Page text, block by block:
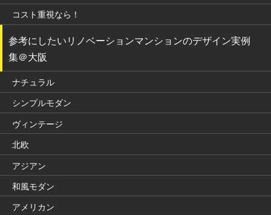
コスト重視なら！
参考にしたいリノベーションマンションのデザイン実例
集＠大阪
ナチュラル
シンプルモダン
ヴィンテージ
北欧
アジアン
和風モダン
アメリカン